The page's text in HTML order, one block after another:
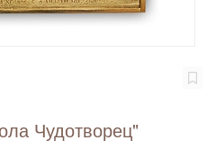
Чудотворец"